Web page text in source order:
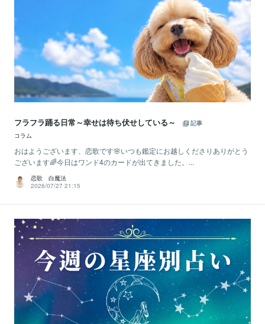
フラフラ踊る日常～幸せは待ち伏せしている～
記事
コラム
おはようございます、恋歌です🌸いつも鑑定にお越しくださりありがとう
ございます🌈今日はワンド4のカードが出てきました。...
恋歌 白魔法
2026/07/27 21:15